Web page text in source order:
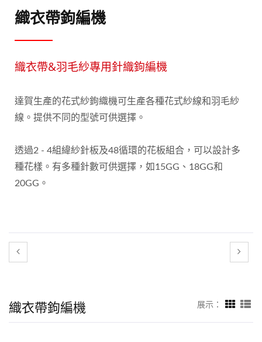
織衣帶鉤編機
織衣帶&羽毛紗專用針織鉤編機
達賀生產的花式紗鉤織機可生產各種花式紗線和羽毛紗
線。提供不同的型號可供選擇。
透過2 - 4組緯紗針板及48循環的花板組合，可以設計多
種花樣。有多種針數可供選擇，如15GG、18GG和
20GG。
織衣帶鉤編機 展示：